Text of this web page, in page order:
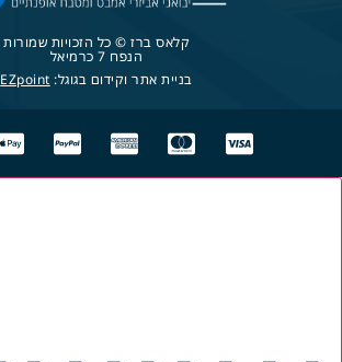
קלאס ברז © כל הזכויות שמורות
הנפח 7 כרמיאל
בניית אתר וקידום בגוגל: EZpoint